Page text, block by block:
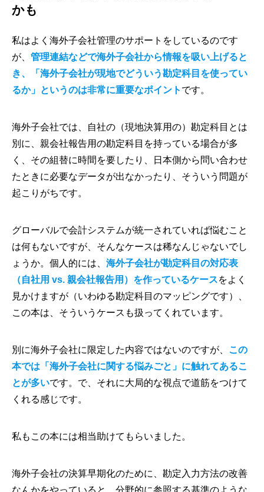
かも
私はよく海外子会社管理のサポートをしているのです
が、 管理連結などで海外子会社から情報を吸い上げると
き、「海外子会社が現地でどういう勘定科目を使ってい
るか」というのは非常に重要なポイント です。
海外子会社では、自社の（現地決算用の）勘定科目とは
別に、親会社報告用の勘定科目を持っている場合が多
く、その組替に時間を要したり、日本側から問い合わせ
たときに必要なデータが出なかったり、そういう問題が
起こりがちです。
グローバルで会計システムが統一されていれば悩むこと
は何もないですが、そんなケースは稀なんじゃないでし
ょうか。個人的には、 海外子会社が勘定科目の対応表
（自社用 vs. 親会社報告用）を作っているケースをよく
見かけますが（いわゆる勘定科目のマッピングです）、
この本は、そういうケースも扱ってくれています。
別に海外子会社に限定した内容ではないのですが、 この
本では「海外子会社に関する悩みごと」に触れてあるこ
とが多いです。で、それに大局的な視点で道筋をつけて
くれる感じです。
私もこの本には相当助けてもらいました。
海外子会社の決算早期化のために、勘定入力方法の改善
なんかをやっていると、分野的に参照する基準のような